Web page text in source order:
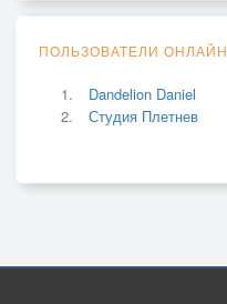
ПОЛЬЗОВАТЕЛИ ОНЛАЙН
Dandelion Daniel
Студия Плетнев